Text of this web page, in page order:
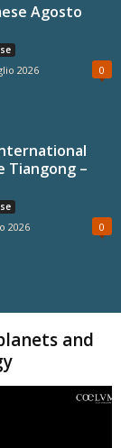
Agosto
2026 0
Tiangong –
2026 0
and